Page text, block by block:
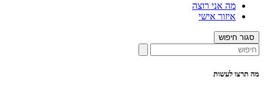
מה אני רוצה
איזור אישי
סגור חיפוש
מה תרצו לעשות